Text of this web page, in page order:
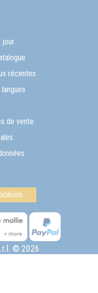
jour
récentes
de vente
© 2026